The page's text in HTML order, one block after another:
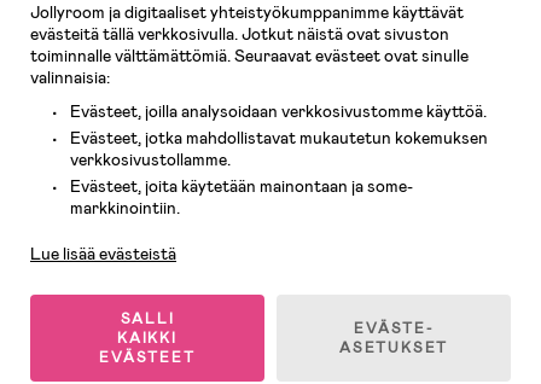
KidKraft, Ergobaby, Philips Avent, Neonate, Cybex, LEGO ja monia muita!
Tervetuloa shoppailemaan Pohjoismaiden suurimpaan lastentarvikkeiden
verkkokauppaan!
Jollyroom ja digitaaliset yhteistyökumppanimme käyttävät
evästeitä tällä verkkosivulla. Jotkut näistä ovat sivuston
toiminnalle välttämättömiä. Seuraavat evästeet ovat sinulle
valinnaisia:
Evästeet, joilla analysoidaan verkkosivustomme käyttöä.
Evästeet, jotka mahdollistavat mukautetun kokemuksen
verkkosivustollamme.
Evästeet, joita käytetään mainontaan ja some-
markkinointiin.
Lue lisää evästeistä
SALLI
KAIKKI
EVÄSTEET
EVÄSTE-
ASETUKSET